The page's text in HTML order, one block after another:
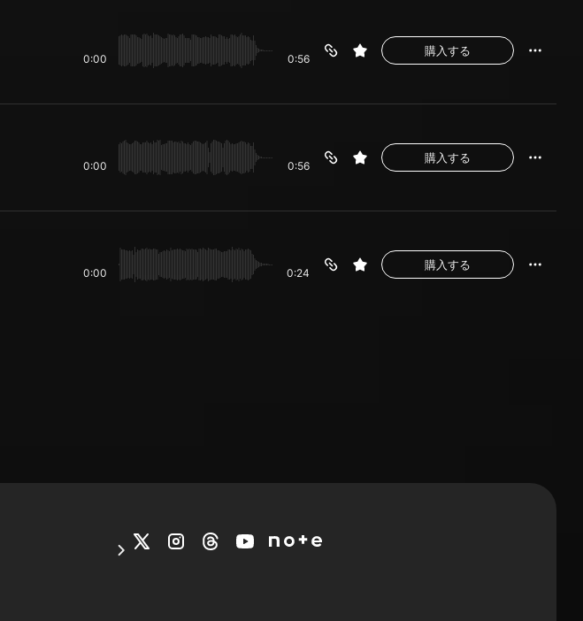
0:00 0:56
購入する
0:00 0:56
購入する
0:00 0:24
購入する